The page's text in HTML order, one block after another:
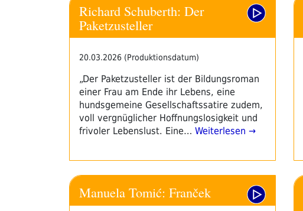
Richard Schuberth: Der
Paketzusteller
20.03.2026 (Produktionsdatum)
„Der Paketzusteller ist der Bildungsroman
einer Frau am Ende ihr Lebens, eine
hundsgemeine Gesellschaftssatire zudem,
voll vergnüglicher Hoffnungslosigkeit und
frivoler Lebenslust. Eine… Weiterlesen →
Manuela Tomić: Franček